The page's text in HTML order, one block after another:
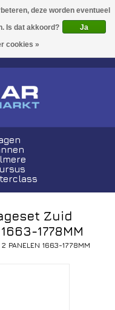
0 Artikelen - €0,00
Zuid
1778MM
PANELEN 1663-1778MM
Ja
cookies »